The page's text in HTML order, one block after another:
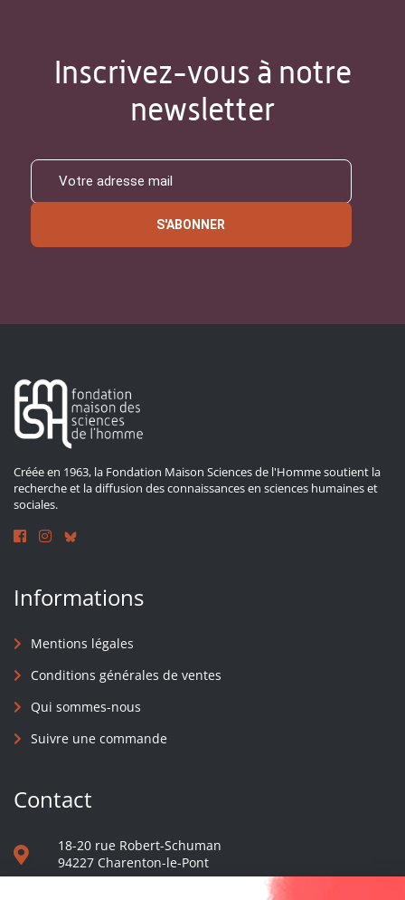
Inscrivez-vous à notre
newsletter
S'ABONNER
Créée en 1963, la Fondation Maison Sciences de l'Homme soutient la
recherche et la diffusion des connaissances en sciences humaines et
sociales.
Informations
Mentions légales
Conditions générales de ventes
Qui sommes-nous
Suivre une commande
Contact
18-20 rue Robert-Schuman
94227 Charenton-le-Pont